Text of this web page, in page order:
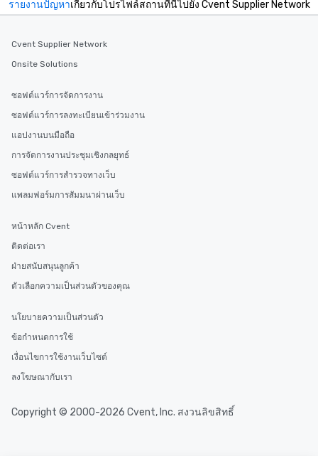
รายงานปัญหาเกี่ยวกับโปรไฟล์สถานที่นี้ไปยัง Cvent Supplier Network
Cvent Supplier Network
Onsite Solutions
ซอฟต์แวร์การจัดการงาน
ซอฟต์แวร์การลงทะเบียนเข้าร่วมงาน
แอปงานบนมือถือ
การจัดการงานประชุมเชิงกลยุทธ์
ซอฟต์แวร์การสำรวจทางเว็บ
แพลมฟอร์มการสัมมนาผ่านเว็บ
หน้าหลัก Cvent
ติดต่อเรา
ฝ่ายสนับสนุนลูกค้า
ตัวเลือกความเป็นส่วนตัวของคุณ
นโยบายความเป็นส่วนตัว
ข้อกำหนดการใช้
เงื่อนไขการใช้งานเว็บไซต์
ลงโฆษณากับเรา
Copyright © 2000-2026 Cvent, Inc. สงวนลิขสิทธิ์